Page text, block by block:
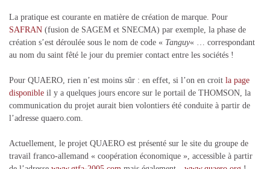
La pratique est courante en matière de création de marque. Pour
SAFRAN (fusion de SAGEM et SNECMA) par exemple, la phase de
création s’est déroulée sous le nom de code « Tanguy« … correspondant
au nom du saint fêté le jour du premier contact entre les sociétés !
Pour QUAERO, rien n’est moins sûr : en effet, si l’on en croit la page
disponible il y a quelques jours encore sur le portail de THOMSON, la
communication du projet aurait bien volontiers été conduite à partir de
l’adresse quaero.com.
Actuellement, le projet QUAERO est présenté sur le site du groupe de
travail franco-allemand « coopération économique », accessible à partir